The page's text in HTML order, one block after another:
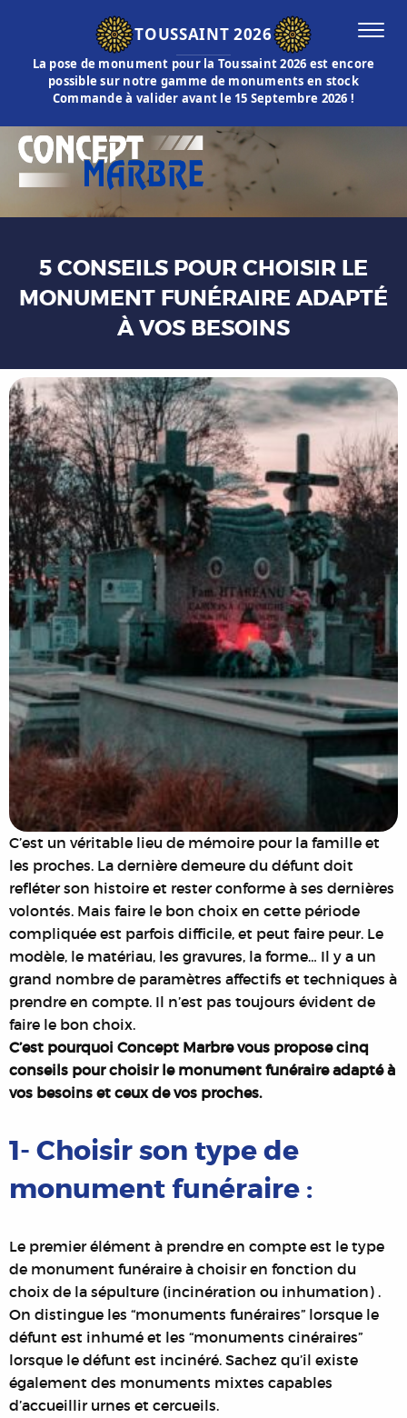
TOUSSAINT 2026
La pose de monument pour la Toussaint 2026 est encore
possible sur notre gamme de monuments en stock
Commande à valider avant le 15 Septembre 2026 !
5 CONSEILS POUR CHOISIR LE
MONUMENT FUNÉRAIRE ADAPTÉ
À VOS BESOINS
C’est un véritable lieu de mémoire pour la famille et
les proches. La dernière demeure du défunt doit
refléter son histoire et rester conforme à ses dernières
volontés. Mais faire le bon choix en cette période
compliquée est parfois difficile, et peut faire peur. Le
modèle, le matériau, les gravures, la forme… Il y a un
grand nombre de paramètres affectifs et techniques à
prendre en compte. Il n’est pas toujours évident de
faire le bon choix.
C’est pourquoi Concept Marbre vous propose cinq
conseils pour choisir le monument funéraire adapté à
vos besoins et ceux de vos proches.
1- Choisir son type de
monument funéraire :
Le premier élément à prendre en compte est le type
de monument funéraire à choisir en fonction du
choix de la sépulture (incinération ou inhumation) .
On distingue les “monuments funéraires” lorsque le
défunt est inhumé et les “monuments cinéraires”
lorsque le défunt est incinéré. Sachez qu’il existe
également des monuments mixtes capables
d’accueillir urnes et cercueils.